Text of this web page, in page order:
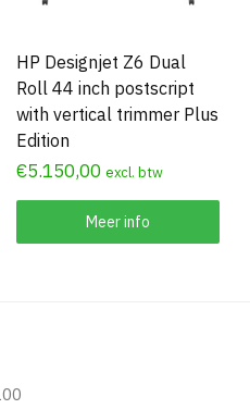
HP Designjet Z6 Dual
Roll 44 inch postscript
with vertical trimmer Plus
Edition
€5.150,00 excl. btw
Meer info